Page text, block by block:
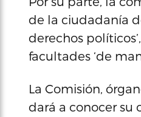
de la ciudadanía
derechos
facultades ‘de
La Comisión,
dará a conocer su